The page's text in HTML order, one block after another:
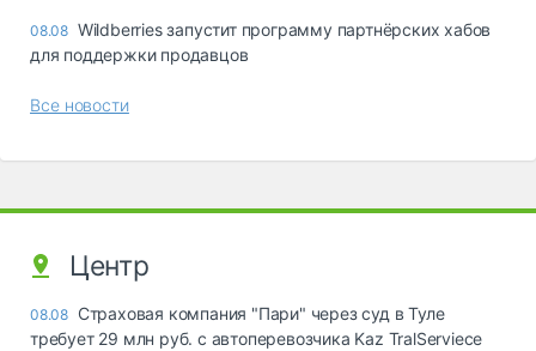
08.08 Wildberries запустит программу партнёрских хабов
для поддержки продавцов
Все новости
Центр
08.08 Страховая компания "Пари" через суд в Туле
требует 29 млн руб. с автоперевозчика Kaz TralServiece